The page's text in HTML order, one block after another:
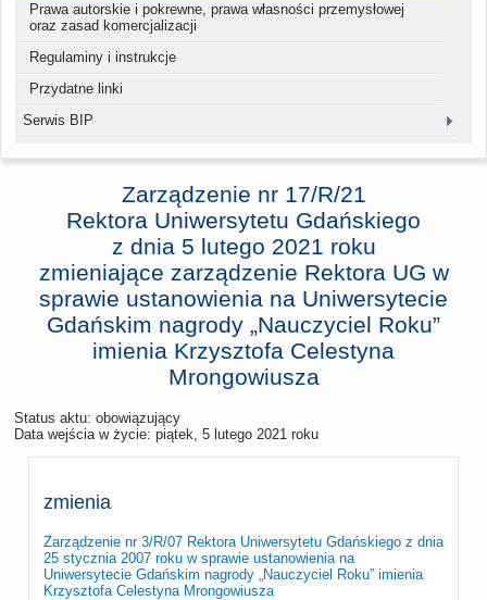
Prawa autorskie i pokrewne, prawa własności przemysłowej
oraz zasad komercjalizacji
Regulaminy i instrukcje
Przydatne linki
Serwis BIP
Zarządzenie nr 17/R/21
Rektora Uniwersytetu Gdańskiego
z dnia 5 lutego 2021 roku
zmieniające zarządzenie Rektora UG w
sprawie ustanowienia na Uniwersytecie
Gdańskim nagrody „Nauczyciel Roku”
imienia Krzysztofa Celestyna
Mrongowiusza
Status aktu: obowiązujący
Data wejścia w życie: piątek, 5 lutego 2021 roku
zmienia
Zarządzenie nr 3/R/07 Rektora Uniwersytetu Gdańskiego z dnia
25 stycznia 2007 roku w sprawie ustanowienia na
Uniwersytecie Gdańskim nagrody „Nauczyciel Roku” imienia
Krzysztofa Celestyna Mrongowiusza